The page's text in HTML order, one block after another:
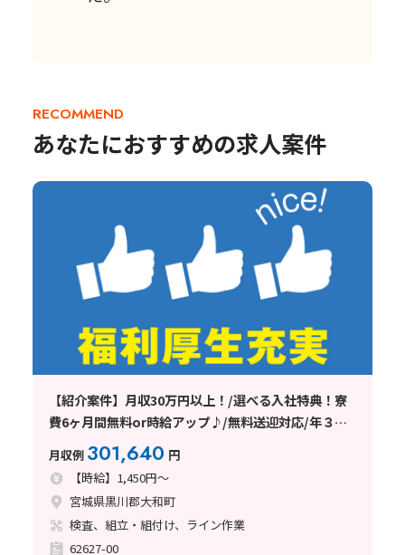
RECOMMEND
あなたにおすすめの求人案件
【紹介案件】月収30万円以上！/選べる入社特典！寮
費6ヶ月間無料or時給アップ♪/無料送迎対応/年３回
ミニボーナスも支給♪
月収例 301,640 円
【時給】1,450円～
宮城県黒川郡大和町
検査、組立・組付け、ライン作業
62627-00